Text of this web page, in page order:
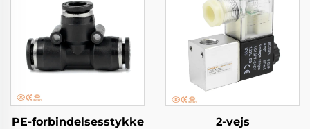
PE-forbindelsesstykke
2-vejs